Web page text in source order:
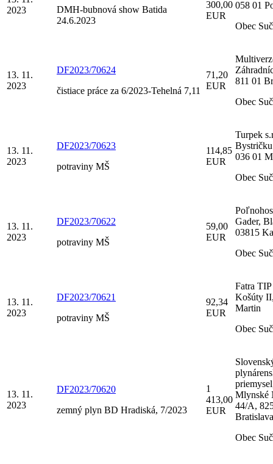
2023
DMH-bubnová show Batida
24.6.2023
300,00
EUR
058 01
Obec
13. 11.
2023
DF2023/70624
čistiace práce za 6/2023-Tehelná 7,11
71,20
EUR
811 01
Obec
13. 11.
2023
DF2023/70623
potraviny MŠ
114,85
EUR
Turpek
036 01
Obec
13. 11.
2023
DF2023/70622
potraviny MŠ
59,00
EUR
Gader,
03815
Obec
13. 11.
2023
DF2023/70621
potraviny MŠ
92,34
EUR
Fatra TIP
Košúty
Martin
Obec
13. 11.
2023
DF2023/70620
zemný plyn BD Hradiská, 7/2023
1
413,00
EUR
Mlynské
44/A,
Bratislava
Obec